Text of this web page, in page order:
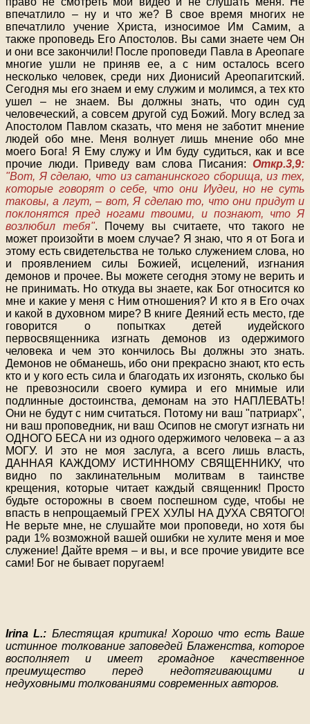
впечатлило – ну и что же? В свое время многих не
впечатлило учение Христа, износимое Им Самим, а
также проповедь Его Апостолов. Вы сами знаете чем Он
и они все закончили! После проповеди Павла в Ареопаге
многие ушли не приняв ее, а с ним осталось всего
несколько человек, среди них Дионисий Ареопагитский.
Сегодня мы его знаем и ему служим и молимся, а тех кто
ушел – не знаем. Вы должны знать, что один суд
человеческий, а совсем другой суд Божий. Могу вслед за
Апостолом Павлом сказать, что меня не заботит мнение
людей обо мне. Меня волнует лишь мнение обо мне
моего Бога! Я Ему служу и Им буду судиться, как и все
прочие люди. Приведу вам слова Писания: Откр.3,9:
"Вот, Я сделаю, что из сатанинского сборища, из тех,
которые говорят о себе, что они Иудеи, но не суть
таковы, а лгут, – вот, Я сделаю то, что они придут и
поклонятся пред ногами твоими, и познают, что Я
возлюбил тебя". Почему вы считаете, что такого не
может произойти в моем случае? Я знаю, что я от Бога и
этому есть свидетельства не только служением слова, но
и проявлением силы Божией, исцелений, изгнания
демонов и прочее. Вы можете сегодня этому не верить и
не принимать. Но откуда вы знаете, как Бог относится ко
мне и какие у меня с Ним отношения? И кто я в Его очах
и какой в духовном мире? В книге Деяний есть место, где
говорится о попытках детей иудейского
первосвященника изгнать демонов из одержимого
человека и чем это кончилось Вы должны это знать.
Демонов не обманешь, ибо они прекрасно знают, кто есть
кто и у кого есть сила и благодать их изгонять, сколько бы
не превозносили своего кумира и его мнимые или
подлинные достоинства, демонам на это НАПЛЕВАТЬ!
Они не будут с ним считаться. Потому ни ваш "патриарх",
ни ваш проповедник, ни ваш Осипов не смогут изгнать ни
ОДНОГО БЕСА ни из одного одержимого человека – а аз
МОГУ. И это не моя заслуга, а всего лишь власть,
ДАННАЯ КАЖДОМУ ИСТИННОМУ СВЯЩЕННИКУ, что
видно по заклинательным молитвам в таинстве
крещения, которые читает каждый священник! Просто
будьте осторожны в своем поспешном суде, чтобы не
впасть в непрощаемый ГРЕХ ХУЛЫ НА ДУХА СВЯТОГО!
Не верьте мне, не слушайте мои проповеди, но хотя бы
ради 1% возможной вашей ошибки не хулите меня и мое
служение! Дайте время – и вы, и все прочие увидите все
сами! Бог не бывает поругаем!
Irina L.: Блестящая критика! Хорошо что есть Ваше
истинное толкование заповедей Блаженства, которое
восполняет и имеет громадное качественное
преимущество перед недотягивающими и
недуховными толкованиями современных авторов.